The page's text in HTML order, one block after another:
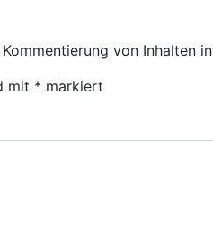
von Inhalten
mit * markiert